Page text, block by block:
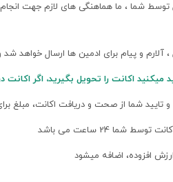
توسط شما ، ما هماهنگی های لازم جهت
آلارم و پیام برای ادمین ها ارسال خواهد شد
میکنید اکانت را تحویل بگیرید، اگر
و تایید شما از صحت و دریافت اکانت، مبلغ
شما 24 ساعت می باشد